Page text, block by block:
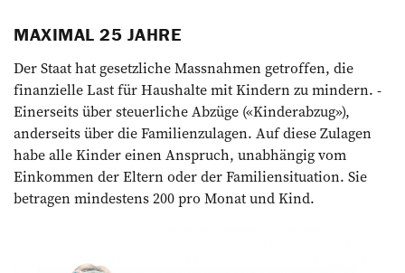
MAXIMAL 25 JAHRE
Der Staat hat gesetzliche Massnahmen getroffen, die
finanzielle Last für Haushalte mit Kindern zu mindern. ­
Einerseits über steuerliche Abzüge («Kinderabzug»),
anderseits über die Familienzulagen. Auf diese ­Zulagen
habe alle Kinder einen Anspruch, unabhängig vom
Einkommen der Eltern oder der Familiensituation. Sie
betragen mindestens 200 pro Monat und Kind.